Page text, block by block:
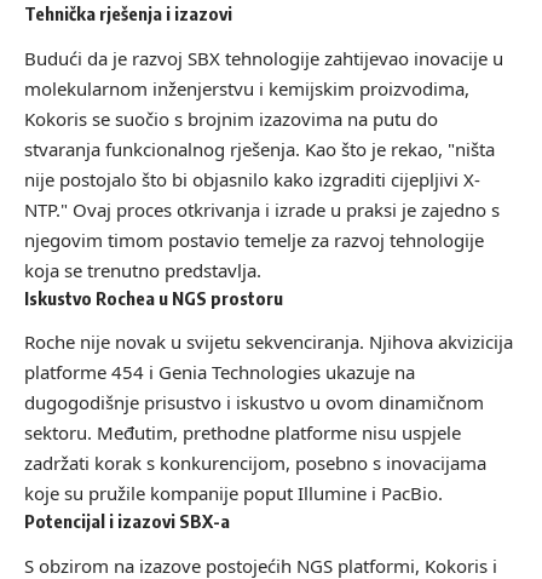
Tehnička rješenja i izazovi
Budući da je razvoj SBX tehnologije zahtijevao inovacije u
molekularnom inženjerstvu i kemijskim proizvodima,
Kokoris se suočio s brojnim izazovima na putu do
stvaranja funkcionalnog rješenja. Kao što je rekao, "ništa
nije postojalo što bi objasnilo kako izgraditi cijepljivi X-
NTP." Ovaj proces otkrivanja i izrade u praksi je zajedno s
njegovim timom postavio temelje za razvoj tehnologije
koja se trenutno predstavlja.
Iskustvo Rochea u NGS prostoru
Roche nije novak u svijetu sekvenciranja. Njihova akvizicija
platforme 454 i Genia Technologies ukazuje na
dugogodišnje prisustvo i iskustvo u ovom dinamičnom
sektoru. Međutim, prethodne platforme nisu uspjele
zadržati korak s konkurencijom, posebno s inovacijama
koje su pružile kompanije poput Illumine i PacBio.
Potencijal i izazovi SBX-a
S obzirom na izazove postojećih NGS platformi, Kokoris i